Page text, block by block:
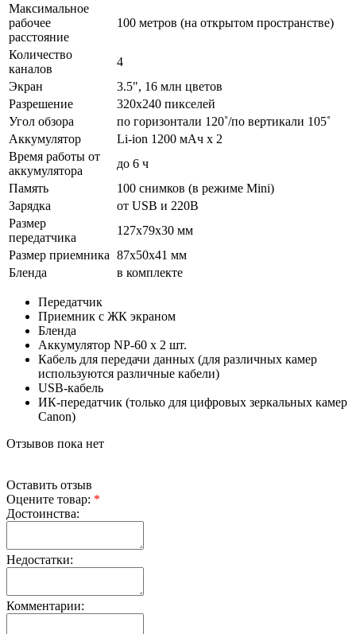
Максимальное
рабочее
расстояние
100 метров (на открытом пространстве)
Количество
каналов
4
Экран
3.5", 16 млн цветов
Разрешение
320х240 пикселей
Угол обзора
по горизонтали 120˚/по вертикали 105˚
Аккумулятор
Li-ion 1200 мАч x 2
Время работы от
аккумулятора
до 6 ч
Память
100 снимков (в режиме Mini)
Зарядка
от USB и 220В
Размер
передатчика
127х79х30 мм
Размер приемника 87х50х41 мм
Бленда
в комплекте
Передатчик
Приемник с ЖК экраном
Бленда
Аккумулятор NP-60 х 2 шт.
Кабель для передачи данных (для различных камер
используются различные кабели)
USB-кабель
ИК-передатчик (только для цифровых зеркальных камер
Canon)
Отзывов пока нет
Оставить отзыв
Оцените товар: *
Достоинства:
Недостатки:
Комментарии: